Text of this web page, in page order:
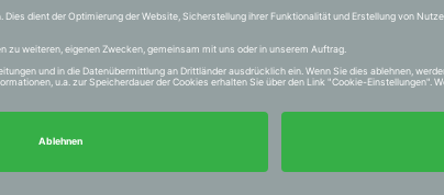
Versand und Zahlung